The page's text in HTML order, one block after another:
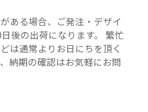
ある場合、ご発注・デザイ
後の出荷になります。 繁忙
は通常よりお日にちを頂く
納期の確認はお気軽にお問